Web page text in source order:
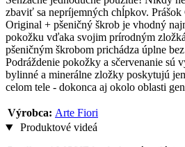
zbaviť sa nepríjemných chĺpkov.
Original + pšeničný škrob je vhodný
pokožku vďaka svojim prírodným
pšeničným škrobom prichádza úplne
Podráždenie pokožky a sčervenanie sú
bylinné a minerálne zložky poskytujú
celom tele - dokonca aj okolo oblasti
Výrobca: Arte Fiori
Produktové videá